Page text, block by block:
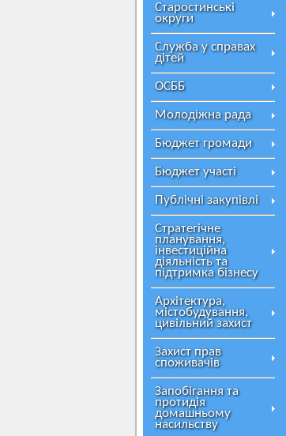
Старостинські
округи
Служба у справах
дітей
ОСББ
Молодіжна рада
Бюджет громади
Бюджет участі
Публічні закупівлі
Стратегічне
планування,
інвестиційна
діяльність та
підтримка бізнесу
Архітектура,
містобудування,
цивільний захист
Захист прав
споживачів
Запобігання та
протидія
домашньому
насильству